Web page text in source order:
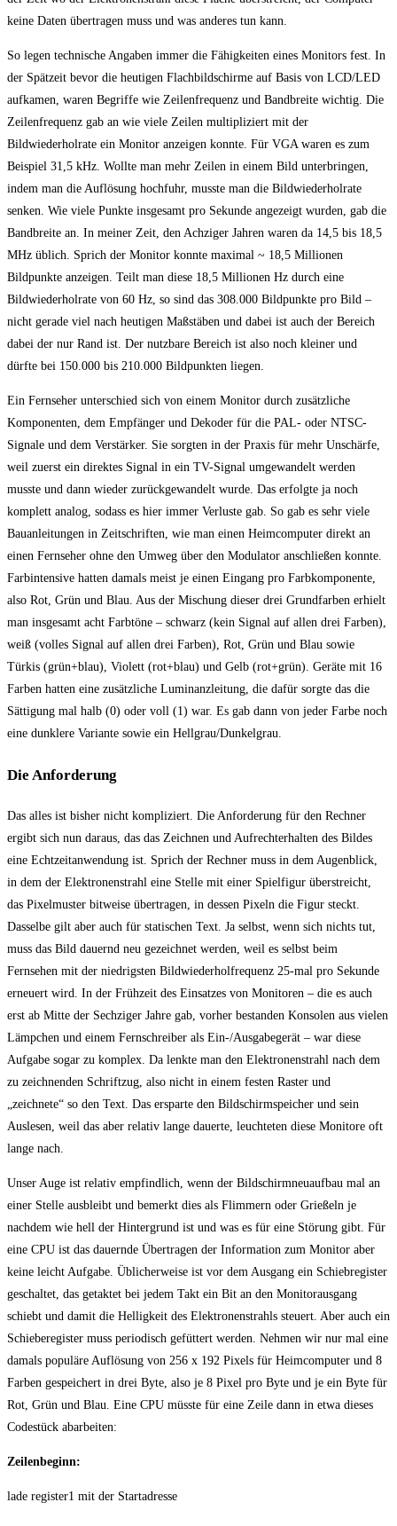
keine Daten übertragen muss und was anderes tun kann.
So legen technische Angaben immer die Fähigkeiten eines Monitors fest. In
der Spätzeit bevor die heutigen Flachbildschirme auf Basis von LCD/LED
aufkamen, waren Begriffe wie Zeilenfrequenz und Bandbreite wichtig. Die
Zeilenfrequenz gab an wie viele Zeilen multipliziert mit der
Bildwiederholrate ein Monitor anzeigen konnte. Für VGA waren es zum
Beispiel 31,5 kHz. Wollte man mehr Zeilen in einem Bild unterbringen,
indem man die Auflösung hochfuhr, musste man die Bildwiederholrate
senken. Wie viele Punkte insgesamt pro Sekunde angezeigt wurden, gab die
Bandbreite an. In meiner Zeit, den Achziger Jahren waren da 14,5 bis 18,5
MHz üblich. Sprich der Monitor konnte maximal ~ 18,5 Millionen
Bildpunkte anzeigen. Teilt man diese 18,5 Millionen Hz durch eine
Bildwiederholrate von 60 Hz, so sind das 308.000 Bildpunkte pro Bild –
nicht gerade viel nach heutigen Maßstäben und dabei ist auch der Bereich
dabei der nur Rand ist. Der nutzbare Bereich ist also noch kleiner und
dürfte bei 150.000 bis 210.000 Bildpunkten liegen.
Ein Fernseher unterschied sich von einem Monitor durch zusätzliche
Komponenten, dem Empfänger und Dekoder für die PAL- oder NTSC-
Signale und dem Verstärker. Sie sorgten in der Praxis für mehr Unschärfe,
weil zuerst ein direktes Signal in ein TV-Signal umgewandelt werden
musste und dann wieder zurückgewandelt wurde. Das erfolgte ja noch
komplett analog, sodass es hier immer Verluste gab. So gab es sehr viele
Bauanleitungen in Zeitschriften, wie man einen Heimcomputer direkt an
einen Fernseher ohne den Umweg über den Modulator anschließen konnte.
Farbintensive hatten damals meist je einen Eingang pro Farbkomponente,
also Rot, Grün und Blau. Aus der Mischung dieser drei Grundfarben erhielt
man insgesamt acht Farbtöne – schwarz (kein Signal auf allen drei Farben),
weiß (volles Signal auf allen drei Farben), Rot, Grün und Blau sowie
Türkis (grün+blau), Violett (rot+blau) und Gelb (rot+grün). Geräte mit 16
Farben hatten eine zusätzliche Luminanzleitung, die dafür sorgte das die
Sättigung mal halb (0) oder voll (1) war. Es gab dann von jeder Farbe noch
eine dunklere Variante sowie ein Hellgrau/Dunkelgrau.
Die Anforderung
Das alles ist bisher nicht kompliziert. Die Anforderung für den Rechner
ergibt sich nun daraus, das das Zeichnen und Aufrechterhalten des Bildes
eine Echtzeitanwendung ist. Sprich der Rechner muss in dem Augenblick,
in dem der Elektronenstrahl eine Stelle mit einer Spielfigur überstreicht,
das Pixelmuster bitweise übertragen, in dessen Pixeln die Figur steckt.
Dasselbe gilt aber auch für statischen Text. Ja selbst, wenn sich nichts tut,
muss das Bild dauernd neu gezeichnet werden, weil es selbst beim
Fernsehen mit der niedrigsten Bildwiederholfrequenz 25-mal pro Sekunde
erneuert wird. In der Frühzeit des Einsatzes von Monitoren – die es auch
erst ab Mitte der Sechziger Jahre gab, vorher bestanden Konsolen aus vielen
Lämpchen und einem Fernschreiber als Ein-/Ausgabegerät – war diese
Aufgabe sogar zu komplex. Da lenkte man den Elektronenstrahl nach dem
zu zeichnenden Schriftzug, also nicht in einem festen Raster und
„zeichnete“ so den Text. Das ersparte den Bildschirmspeicher und sein
Auslesen, weil das aber relativ lange dauerte, leuchteten diese Monitore oft
lange nach.
Unser Auge ist relativ empfindlich, wenn der Bildschirmneuaufbau mal an
einer Stelle ausbleibt und bemerkt dies als Flimmern oder Grießeln je
nachdem wie hell der Hintergrund ist und was es für eine Störung gibt. Für
eine CPU ist das dauernde Übertragen der Information zum Monitor aber
keine leicht Aufgabe. Üblicherweise ist vor dem Ausgang ein Schiebregister
geschaltet, das getaktet bei jedem Takt ein Bit an den Monitorausgang
schiebt und damit die Helligkeit des Elektronenstrahls steuert. Aber auch ein
Schieberegister muss periodisch gefüttert werden. Nehmen wir nur mal eine
damals populäre Auflösung von 256 x 192 Pixels für Heimcomputer und 8
Farben gespeichert in drei Byte, also je 8 Pixel pro Byte und je ein Byte für
Rot, Grün und Blau. Eine CPU müsste für eine Zeile dann in etwa dieses
Codestück abarbeiten:
Zeilenbeginn:
lade register1 mit der Startadresse